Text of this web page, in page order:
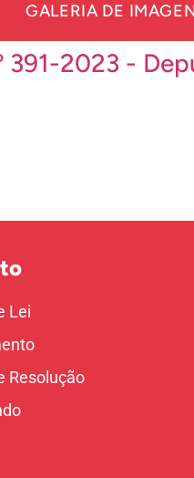
GALERIA DE
2023 -
Lei
Resolução